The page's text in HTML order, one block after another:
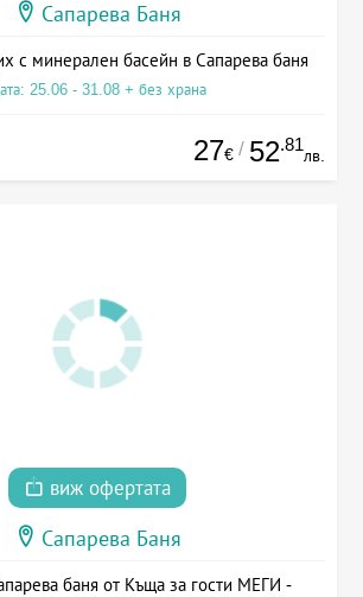
Сапарева Баня
с минерален басейн в Сапарева баня
25.06 - 31.08 + без храна
27€ / 52.81
лв.
виж офертата
Сапарева Баня
баня от Къща за гости МЕГИ -